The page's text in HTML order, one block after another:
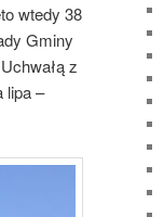
wtedy 38
Gminy
z
lipa –